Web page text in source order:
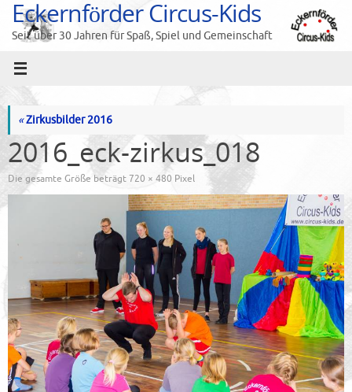
Zum
Inhalt
springen
Eckernförder Circus-Kids
Seit über 30 Jahren für Spaß, Spiel und Gemeinschaft
«Zirkusbilder 2016
2016_eck-zirkus_018
Die gesamte Größe beträgt720 × 480 Pixel